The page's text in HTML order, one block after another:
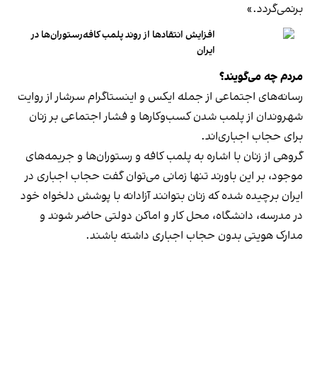
برنمی‎‌گردد.»
افزایش انتقادها از روند پلمب کافه‌رستوران‌ها در
ایران
مردم چه می‌گویند؟
رسانه‎‌های اجتماعی از جمله ایکس و اینستاگرام سرشار از روایت
شهروندان از پلمب شدن کسب‌وکارها و فشار اجتماعی بر زنان
برای حجاب اجباری‌اند.
گروهی از زنان با اشاره به پلمب کافه و رستوران‌ها و جریمه‌های
موجود، بر این باورند تنها زمانی می‌توان گفت حجاب اجباری در
ایران برچیده شده که زنان بتوانند آزادانه با پوشش دلخواه خود
در مدرسه، دانشگاه، محل کار و اماکن دولتی حاضر شوند و
مدارک هویتی بدون حجاب اجباری داشته باشند.